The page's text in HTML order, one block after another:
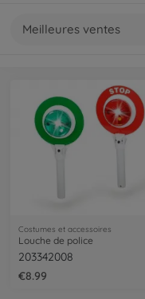
Meilleures ventes
Costumes et accessoires
Louche de police
203342008
€8.99